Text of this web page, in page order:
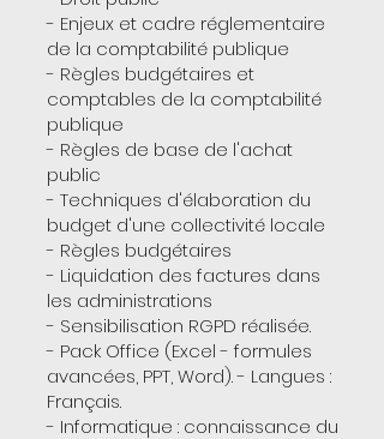
- Enjeux et cadre réglementaire
de la comptabilité publique
- Règles budgétaires et
comptables de la comptabilité
publique
- Règles de base de l'achat
public
- Techniques d'élaboration du
budget d'une collectivité locale
- Règles budgétaires
- Liquidation des factures dans
les administrations
- Sensibilisation RGPD réalisée.
- Pack Office (Excel - formules
avancées, PPT, Word). - Langues :
Français.
- Informatique : connaissance du